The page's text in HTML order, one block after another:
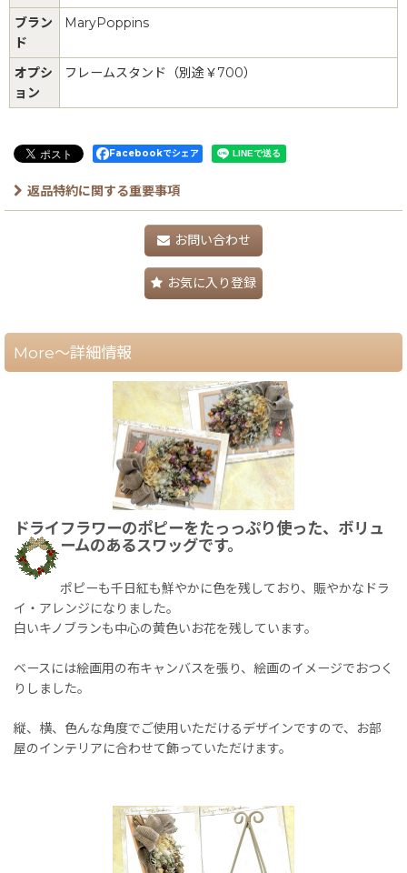
ブラン
ド
MaryPoppins
オプシ
ョン
フレームスタンド（別途￥700）
Facebookでシェア
返品特約に関する重要事項
お問い合わせ
お気に入り登録
More～詳細情報
ドライフラワーのポピーをたっっぷり使った、ボリュ
ームのあるスワッグです。
ポピーも千日紅も鮮やかに色を残しており、賑やかなドラ
イ・アレンジになりました。
白いキノブランも中心の黄色いお花を残しています。
ベースには絵画用の布キャンバスを張り、絵画のイメージでおつく
りしました。
縦、横、色んな角度でご使用いただけるデザインですので、お部
屋のインテリアに合わせて飾っていただけます。